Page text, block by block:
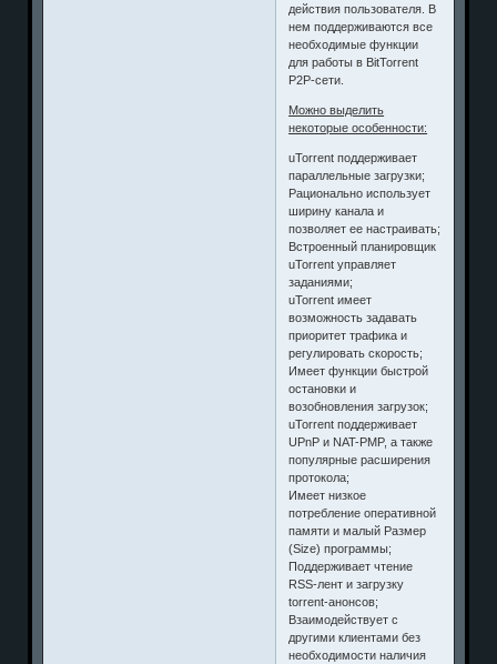
действия пользователя. В
нем поддерживаются все
необходимые функции
для работы в BitTorrent
P2P-сети.
Можно выделить
некоторые особенности:
uTorrent поддерживает
параллельные загрузки;
Рационально использует
ширину канала и
позволяет ее настраивать;
Встроенный планировщик
uTorrent управляет
заданиями;
uTorrent имеет
возможность задавать
приоритет трафика и
регулировать скорость;
Имеет функции быстрой
остановки и
возобновления загрузок;
uTorrent поддерживает
UPnP и NAT-PMP, а также
популярные расширения
протокола;
Имеет низкое
потребление оперативной
памяти и малый Размер
(Size) программы;
Поддерживает чтение
RSS-лент и загрузку
torrent-анонсов;
Взаимодействует с
другими клиентами без
необходимости наличия